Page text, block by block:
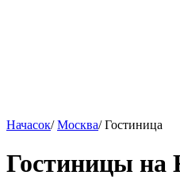
Начасок/ Москва/ Гостиница
Гостиницы на